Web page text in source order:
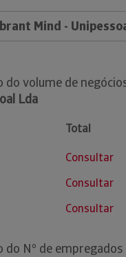
Mind -
do volume de
Lda
Total
Consultar
Consultar
Consultar
do Nº de empregados